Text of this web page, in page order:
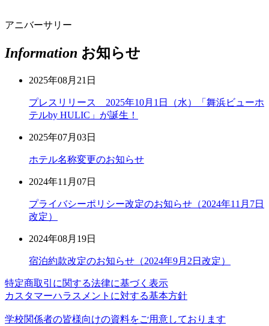
アニバーサリー
Information お知らせ
2025年08月21日
プレスリリース 2025年10月1日（水）「舞浜ビューホ
テルby HULIC」が誕生！
2025年07月03日
ホテル名称変更のお知らせ
2024年11月07日
プライバシーポリシー改定のお知らせ（2024年11月7日
改定）
2024年08月19日
宿泊約款改定のお知らせ（2024年9月2日改定）
特定商取引に関する法律に基づく表示
カスタマーハラスメントに対する基本方針
学校関係者の皆様向けの資料をご用意しております